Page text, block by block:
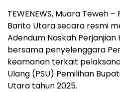
TEWENEWS, Muara Teweh
Barito Utara secara resmi
Adendum Naskah Perjanjian
bersama penyelenggara
keamanan terkait
Ulang (PSU) Pemilihan
Utara tahun 2025.